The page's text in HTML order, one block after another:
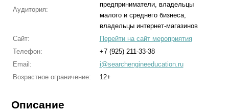
Аудитория:
предприниматели, владельцы
малого и среднего бизнеса,
владельцы интернет-магазинов
Сайт:
Перейти на сайт мероприятия
Телефон:
+7 (925) 211-33-38
Email:
i@searchengineeducation.ru
Возрастное ограничение:
12+
Описание